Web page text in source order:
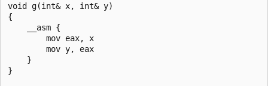
void g(int& x, int& y)
{
    __asm {
        mov eax, x
        mov y, eax
    }
}